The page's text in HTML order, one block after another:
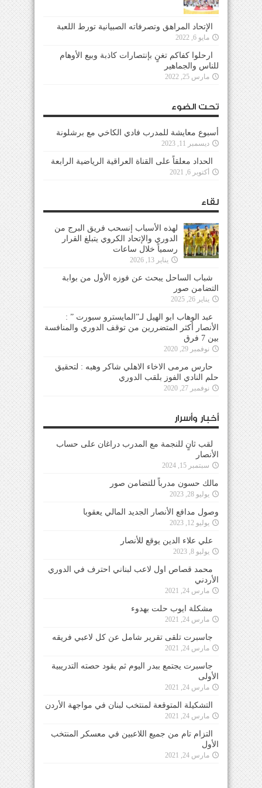
الإتحاد المراهق وتصرفاته الصبيانية تورط اللعبة
مايو 6, 2022
ارحلوا كفاكم تغنٍ بإنتصارات كاذبة وبيع الأوهام
للناس والجماهير
مارس 25, 2022
تحت الضوء
أسبوع معايشة للمدرب فادي الكاخي مع برشلونة
ديسمبر 11, 2023
الحداد معلقاً على القناة العراقية الرياضية الرابعة
أكتوبر 6, 2021
لقاء
لهذه الأسباب إنسحب فريق البرج من
الدوري والإتحاد الكروي يتبلغ القرار
رسمياً خلال ساعات
يناير 13, 2026
شباب الساحل يبحث عن فوزه الأول من بوابة
التضامن صور
يناير 26, 2025
عبد الوهاب ابو الهيل لـ”المايسترو سبورت ” :
الأنصار أكثر المتضررين من توقف الدوري والمنافسة
بين 7 فرق
نوفمبر 29, 2020
حارس مرمى الاخاء الاهلي شاكر وهبه : لتحقيق
حلم النادي الفوز بلقب الدوري
نوفمبر 27, 2020
أخبار وأسرار
لقب ثانٍ للنجمة مع المدرب دراغان على حساب
الأنصار
سبتمبر 15, 2024
مالك حسون مدرباً للتضامن صور
يوليو 28, 2023
وصول مدافع الأنصار الجديد المالي يعقوبا
يوليو 12, 2023
علي علاء الدين يوقع للأنصار
يوليو 8, 2023
محمد قصاص اول لاعب لبناني احترف في الدوري
الأردني
مارس 24, 2021
مشكلة ايوب حلت بهدوء
مارس 24, 2021
جاسبرت تلقى تقرير شامل عن كل لاعبي فريقه
مارس 24, 2021
جاسبرت يجتمع ببدر اليوم ثم يقود حصته التدريبية
الأولى
مارس 24, 2021
التشكيلة المتوقعة لمنتخب لبنان في مواجهة الأردن
مارس 24, 2021
التزام تام من جميع اللاعبين في معسكر المنتخب
الأول
مارس 24, 2021